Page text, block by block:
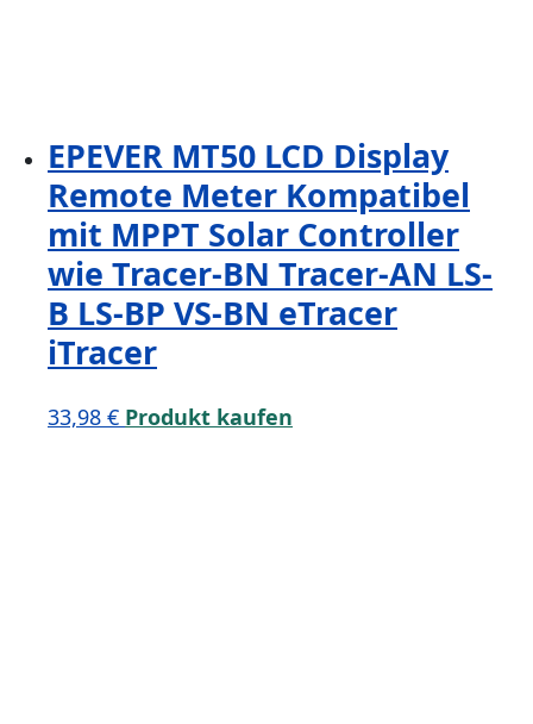
EPEVER MT50 LCD Display
Remote Meter Kompatibel
mit MPPT Solar Controller
wie Tracer-BN Tracer-AN LS-
B LS-BP VS-BN eTracer
iTracer
33,98 € Produkt kaufen